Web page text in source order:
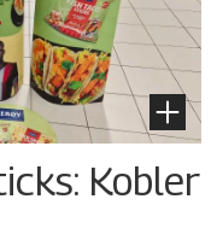
Kobler